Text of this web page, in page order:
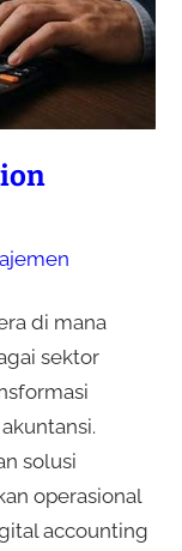
di mana
sektor
solusi
operasional
accounting